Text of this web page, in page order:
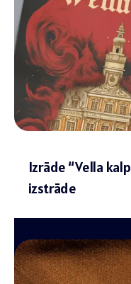
Izrāde “Vella
izstrāde